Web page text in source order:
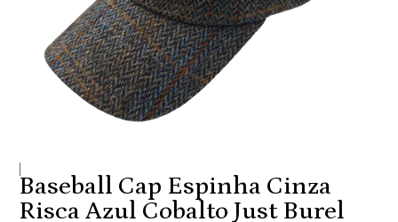
Baseball Cap Espinha Cinza
Risca Azul Cobalto Just Burel